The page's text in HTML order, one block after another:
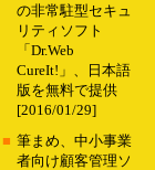
の非常駐型セキュ
リティソフト
「Dr.Web
CureIt!」、日本語
版を無料で提供
[2016/01/29]
■ 筆まめ、中小事業
者向け顧客管理ソ